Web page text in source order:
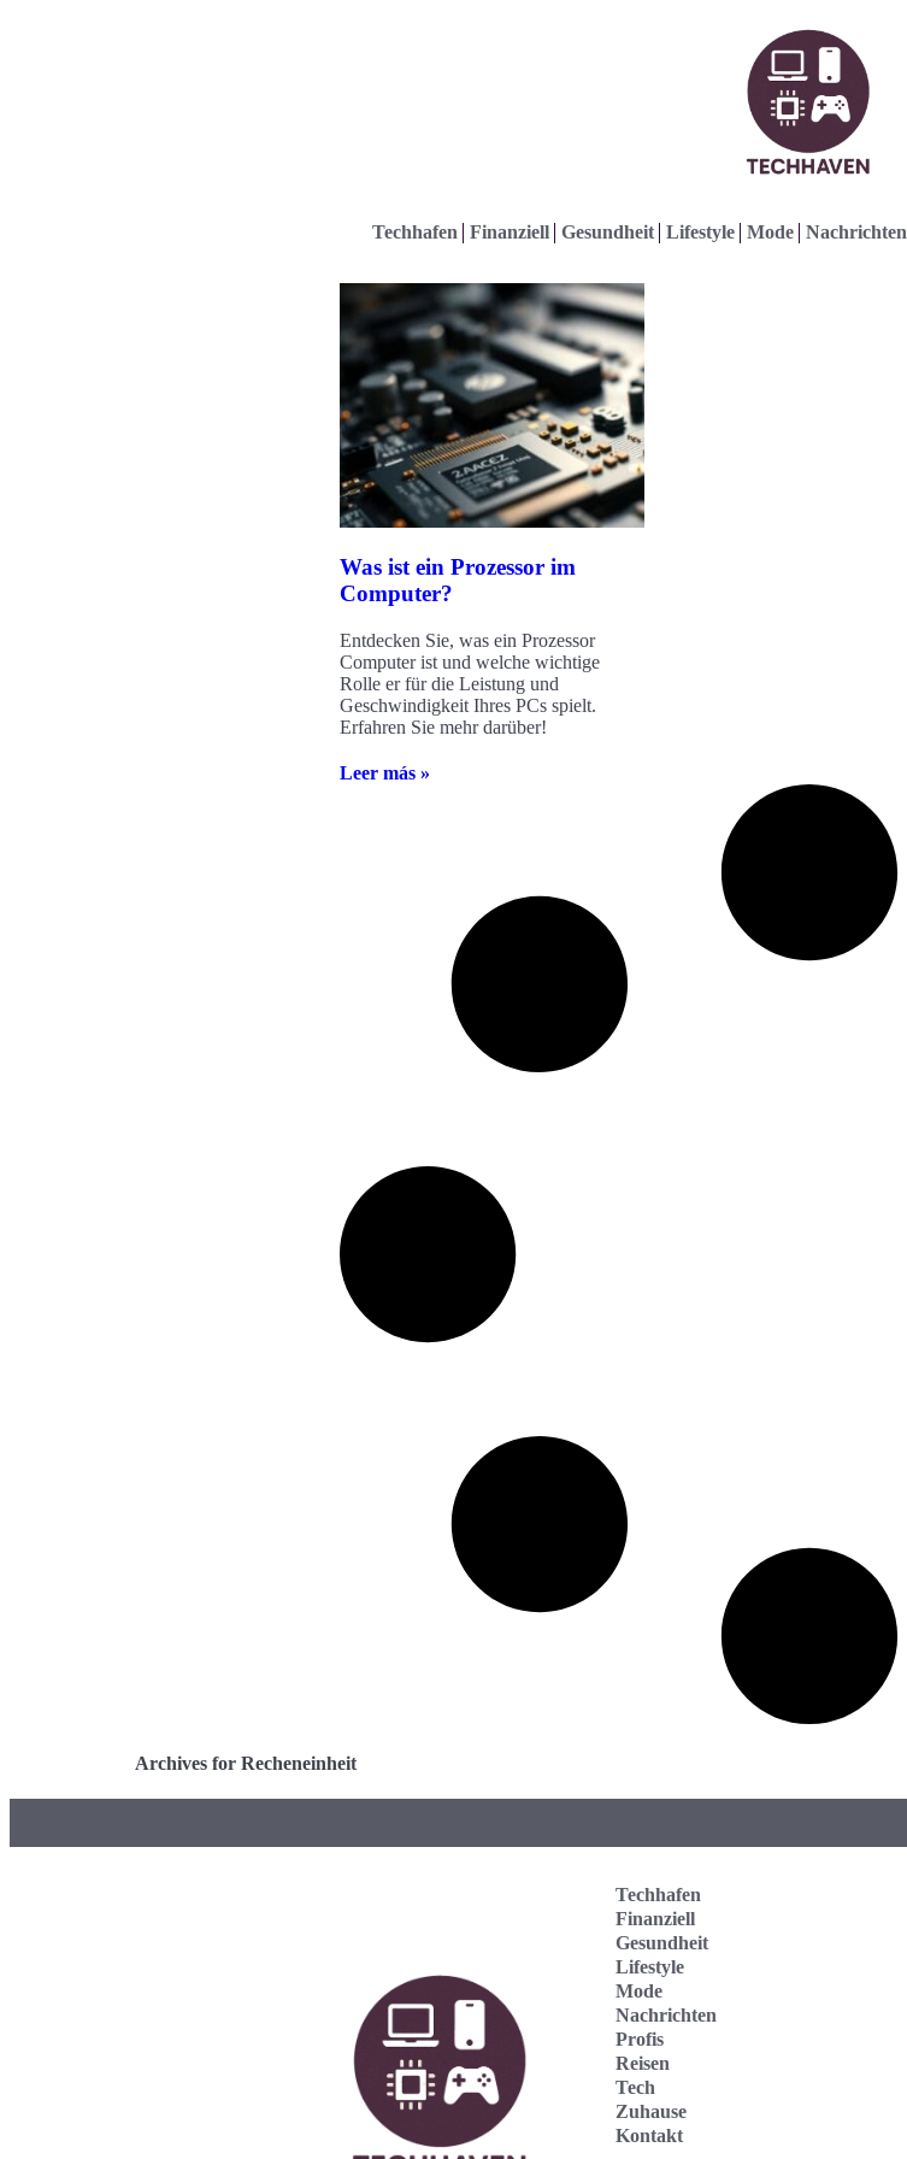
Techhafen Finanziell Gesundheit Lifestyle Mode Nachrichten
Was ist ein Prozessor im
Computer?
Entdecken Sie, was ein Prozessor
Computer ist und welche wichtige
Rolle er für die Leistung und
Geschwindigkeit Ihres PCs spielt.
Erfahren Sie mehr darüber!
Leer más »
Archives for Recheneinheit
Techhafen
Finanziell
Gesundheit
Lifestyle
Mode
Nachrichten
Profis
Reisen
Tech
Zuhause
Kontakt